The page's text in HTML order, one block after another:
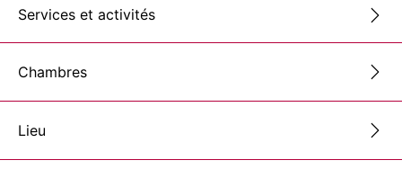
Services et activités
Chambres
Lieu